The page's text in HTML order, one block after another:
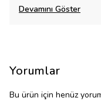
Devamını Göster
Yorumlar
Bu ürün için henüz